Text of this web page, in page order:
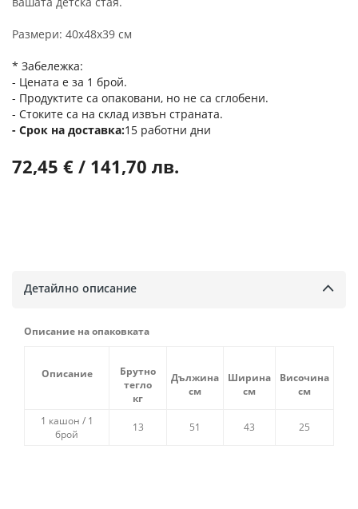
Размери: 40x48x39 см
* Забележка:
- Цената е за 1 брой.
- Продуктите са опаковани, но не са сглобени.
- Стоките са на склад извън страната.
Срок на доставка 15 работни дни
72,45 € / 141,70 лв.
Детайлно описание
Описание на опаковката
Описание
Брутно
тегло
кг
Дължина
см
Ширина
см
Височина
см
1 кашон / 1
брой
13 51 43 25